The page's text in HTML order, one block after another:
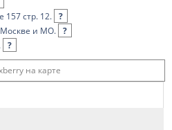
157 стр. 12. ?
Москве и МО. ?
?
на карте